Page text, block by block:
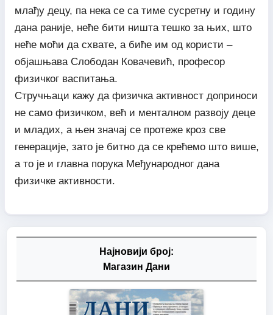
млађу децу, па нека се са тиме сусретну и годину
дана раније, неће бити ништа тешко за њих, што
неће моћи да схвате, а биће им од користи –
објашњава Слободан Ковачевић, професор
физичког васпитања.
Стручњаци кажу да физичка активност доприноси
не само физичком, већ и менталном развоју деце
и младих, а њен значај се протеже кроз све
генерације, зато је битно да се крећемо што више,
а то је и главна порука Међународног дана
физичке активности.
Најновији број:
Магазин Дани